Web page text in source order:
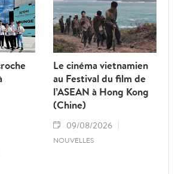
Le cinéma vietnamien
au Festival du film de
l’ASEAN à Hong Kong
(Chine)
09/08/2026
NOUVELLES